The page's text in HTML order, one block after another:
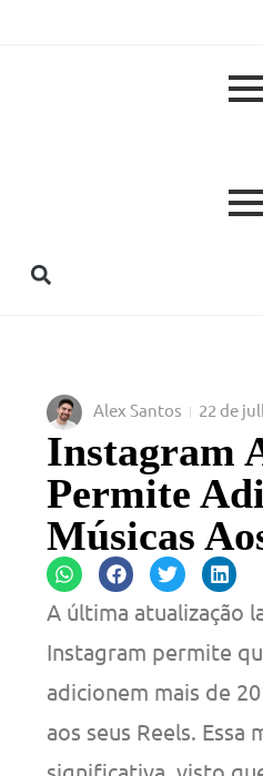
Alex Santos 22 de
Instagram
Permite
Músicas
A última atualização
Instagram permite
adicionem mais de
aos seus Reels. Essa